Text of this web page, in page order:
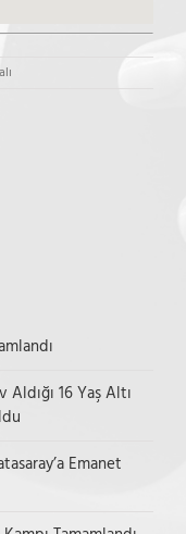
16 Yaş Altı
Emanet